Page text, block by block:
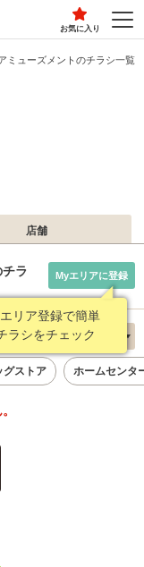
お気に入り
ミューズメントのチラシ一覧
店舗
ラ
リア登録で簡単
ラシをチェック
Myエリアに登録
新着順
グストア ホームセンタ